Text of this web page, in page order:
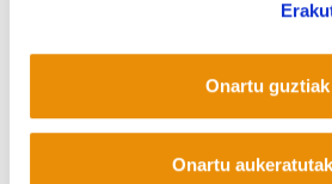
Onartu guztiak
Onartu
INFORMAZIO KANALA
WEB MAPA
Manu Robles-Arangiz
Barrainkua 13 - 48009 Bilbo -